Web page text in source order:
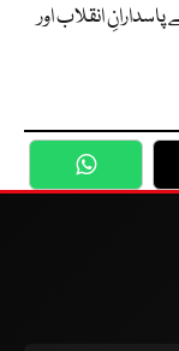
انقلاب اور
WhatsApp